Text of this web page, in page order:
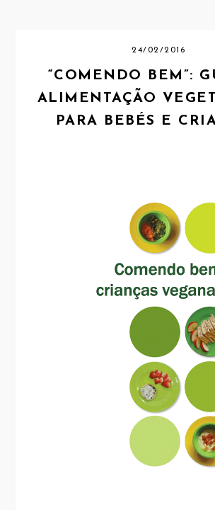
24/02/2016
“COMENDO BEM”:
ALIMENTAÇÃO
PARA BEBÉS E